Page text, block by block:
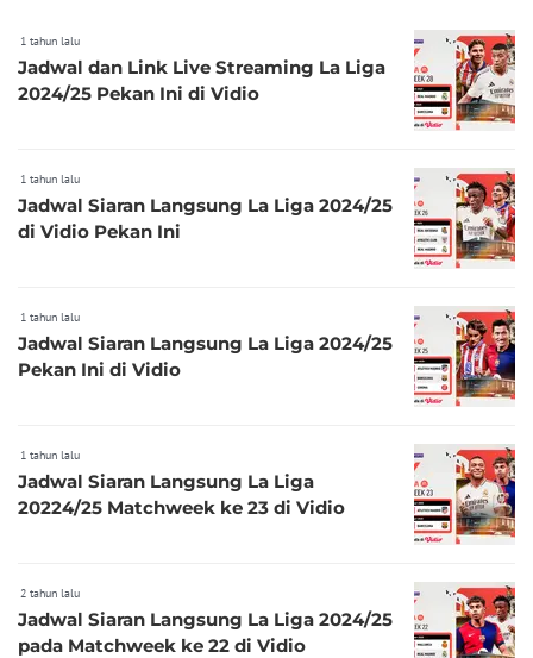
1 tahun lalu
Jadwal dan Link Live Streaming La Liga
2024/25 Pekan Ini di Vidio
1 tahun lalu
Jadwal Siaran Langsung La Liga 2024/25
di Vidio Pekan Ini
1 tahun lalu
Jadwal Siaran Langsung La Liga 2024/25
Pekan Ini di Vidio
1 tahun lalu
Jadwal Siaran Langsung La Liga
20224/25 Matchweek ke 23 di Vidio
2 tahun lalu
Jadwal Siaran Langsung La Liga 2024/25
pada Matchweek ke 22 di Vidio